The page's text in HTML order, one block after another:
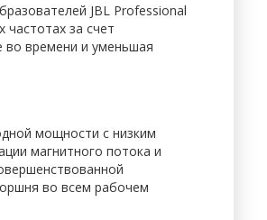
JBL Professional
частотах за счет
во времени и уменьшая
мощности с низким
магнитного потока и
во всем рабочем